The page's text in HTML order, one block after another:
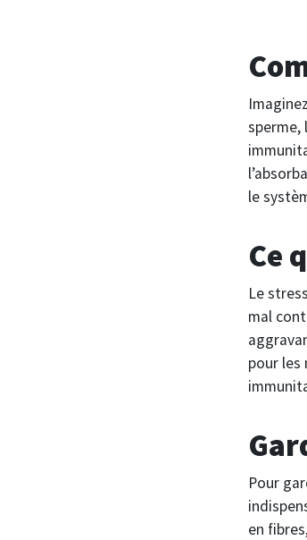
le
Ce
Le
mal
pour les
Pour
en